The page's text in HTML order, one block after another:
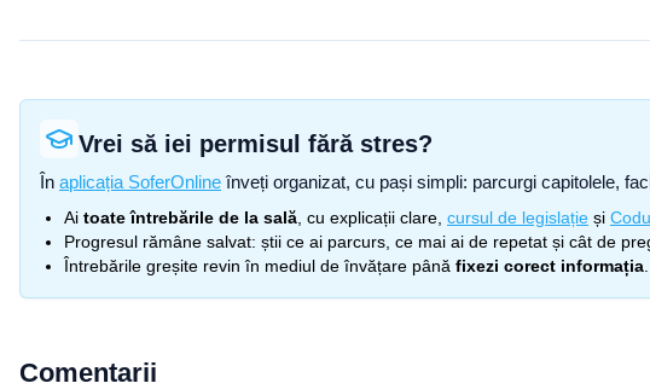
Vrei să iei permisul fără stres?
În aplicația SoferOnline înveți organizat, cu pași simpli: parcurgi capitolele,
Ai toate întrebările de la sală , cu explicații clare, cursul de legislație și
Progresul rămâne salvat: știi ce ai parcurs, ce mai ai de repetat și cât de
Întrebările greșite revin în mediul de învățare până fixezi corect informația
Comentarii